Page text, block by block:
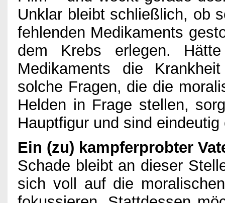
Unklar bleibt schließlich, ob
fehlenden Medikaments
dem Krebs erlegen.
Medikaments die
solche Fragen, die die
Helden in Frage stellen,
Hauptfigur und sind
Ein (zu) kampferprobter
Schade bleibt an dieser
sich voll auf die